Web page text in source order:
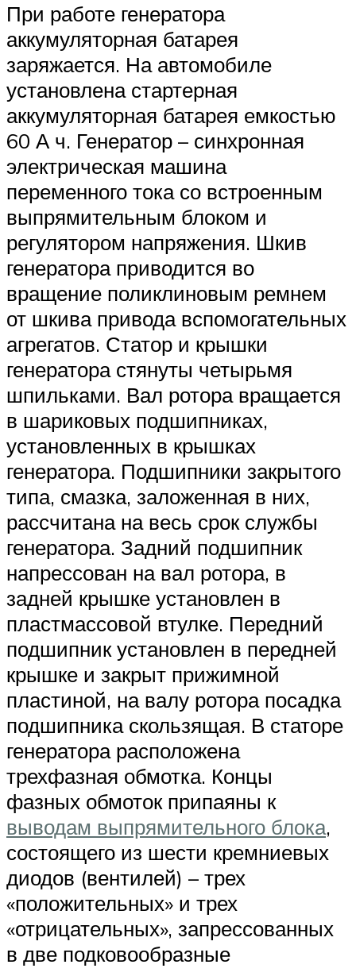
При работе генератора
аккумуляторная батарея
заряжается. На автомобиле
установлена стартерная
аккумуляторная батарея емкостью
60 А ч. Генератор – синхронная
электрическая машина
переменного тока со встроенным
выпрямительным блоком и
регулятором напряжения. Шкив
генератора приводится во
вращение поликлиновым ремнем
от шкива привода вспомогательных
агрегатов. Статор и крышки
генератора стянуты четырьмя
шпильками. Вал ротора вращается
в шариковых подшипниках,
установленных в крышках
генератора. Подшипники закрытого
типа, смазка, заложенная в них,
рассчитана на весь срок службы
генератора. Задний подшипник
напрессован на вал ротора, в
задней крышке установлен в
пластмассовой втулке. Передний
подшипник установлен в передней
крышке и закрыт прижимной
пластиной, на валу ротора посадка
подшипника скользящая. В статоре
генератора расположена
трехфазная обмотка. Концы
фазных обмоток припаяны к
выводам выпрямительного блока,
состоящего из шести кремниевых
диодов (вентилей) – трех
«положительных» и трех
«отрицательных», запрессованных
в две подковообразные